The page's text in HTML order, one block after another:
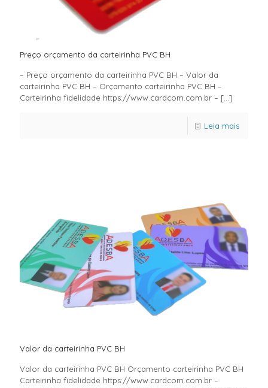
Preço orçamento da carteirinha PVC BH
– Preço orçamento da carteirinha PVC BH – Valor da
carteirinha PVC BH – Orçamento carteirinha PVC BH –
Carteirinha fidelidade https://www.cardcom.com.br – […]
Leia mais
Valor da carteirinha PVC BH
Valor da carteirinha PVC BH Orçamento carteirinha PVC BH
Carteirinha fidelidade https://www.cardcom.com.br –